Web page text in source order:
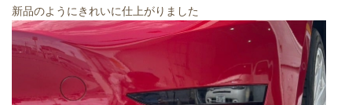
新品のようにきれいに仕上がりました